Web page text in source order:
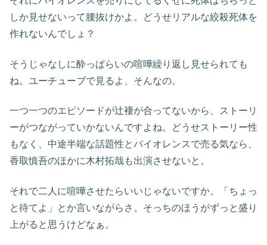
しか見せないって腰抜けかよ。どうせリアルな絞殺死体を
作れないんでしょ？
そうじゃなしに酔っぱらいの喧嘩繰り返し見せられても
ね。ユーチューブで見るよ、そんなの。
一つ一つのエピソードが辻褄が合ってないから、ストーリ
ーがつながっていかないんですよね。どうせストーリー性
もなく、中途半端な話題性とバイオレンスで売る気なら、
香取慎吾のほかに木村拓哉も出演させないと。
それで二人に喧嘩させたらいいじゃないですか。「ちょっ
と待てよ」とか言いながらさ。そっちのほうがずっと盛り
上がると思うけどなぁ。